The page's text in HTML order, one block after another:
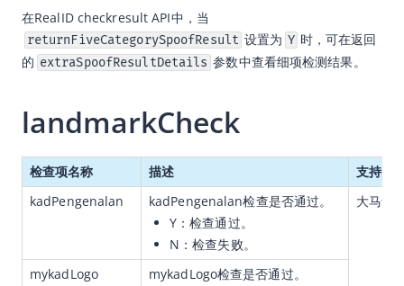
ZOLOZ接入指南
API参考
API简介
速率限制
幂等性
API列表
RealID
在RealID checkresult API中，当
returnFiveCategorySpoofResult 设置为 Y 时，可在返回
的 extraSpoofResultDetails 参数中查看细项检测结果。
landmarkCheck
检查项名称 描述
支持的
kadPengenalan
kadPengenalan检查是否通过。
Y：检查通过。
N：检查失败。
大马卡
mykadLogo
mykadLogo检查是否通过。